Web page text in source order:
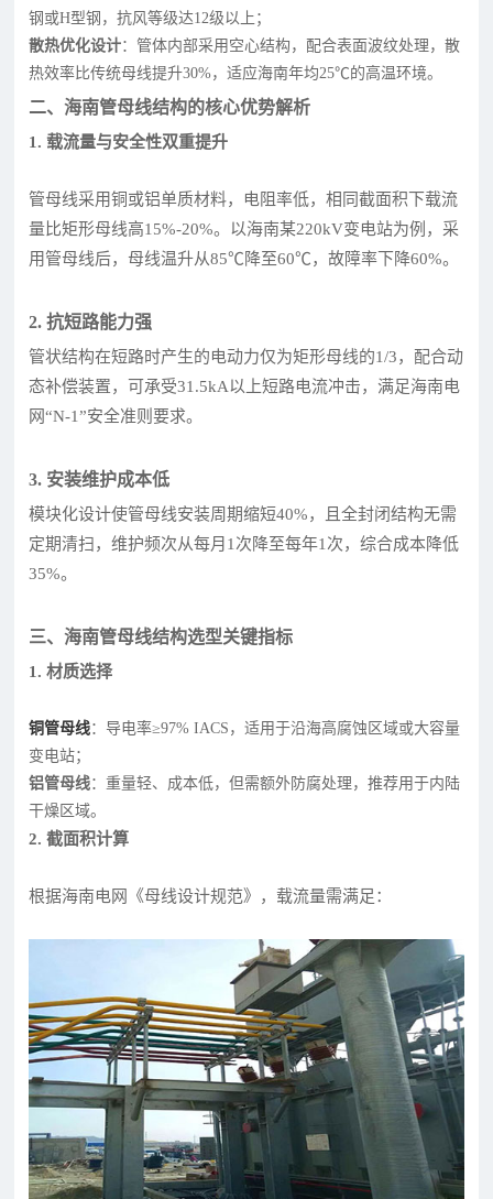
钢或H型钢，抗风等级达12级以上；
散热优化设计：管体内部采用空心结构，配合表面波纹处理，散
热效率比传统母线提升30%，适应海南年均25℃的高温环境。
二、海南管母线结构的核心优势解析
1. 载流量与安全性双重提升
管母线采用铜或铝单质材料，电阻率低，相同截面积下载流
量比矩形母线高15%-20%。以海南某220kV变电站为例，采
用管母线后，母线温升从85℃降至60℃，故障率下降60%。
2. 抗短路能力强
管状结构在短路时产生的电动力仅为矩形母线的1/3，配合动
态补偿装置，可承受31.5kA以上短路电流冲击，满足海南电
网“N-1”安全准则要求。
3. 安装维护成本低
模块化设计使管母线安装周期缩短40%，且全封闭结构无需
定期清扫，维护频次从每月1次降至每年1次，综合成本降低
35%。
三、海南管母线结构选型关键指标
1. 材质选择
铜管母线：导电率≥97% IACS，适用于沿海高腐蚀区域或大容量
变电站；
铝管母线：重量轻、成本低，但需额外防腐处理，推荐用于内陆
干燥区域。
2. 截面积计算
根据海南电网《母线设计规范》，载流量需满足：